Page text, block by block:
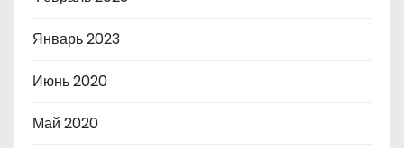
Январь 2023
Июнь 2020
Май 2020